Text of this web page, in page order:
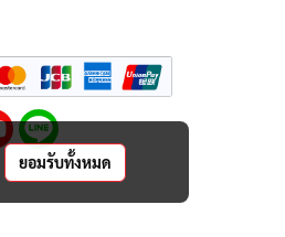
ยอมรับทั้งหมด